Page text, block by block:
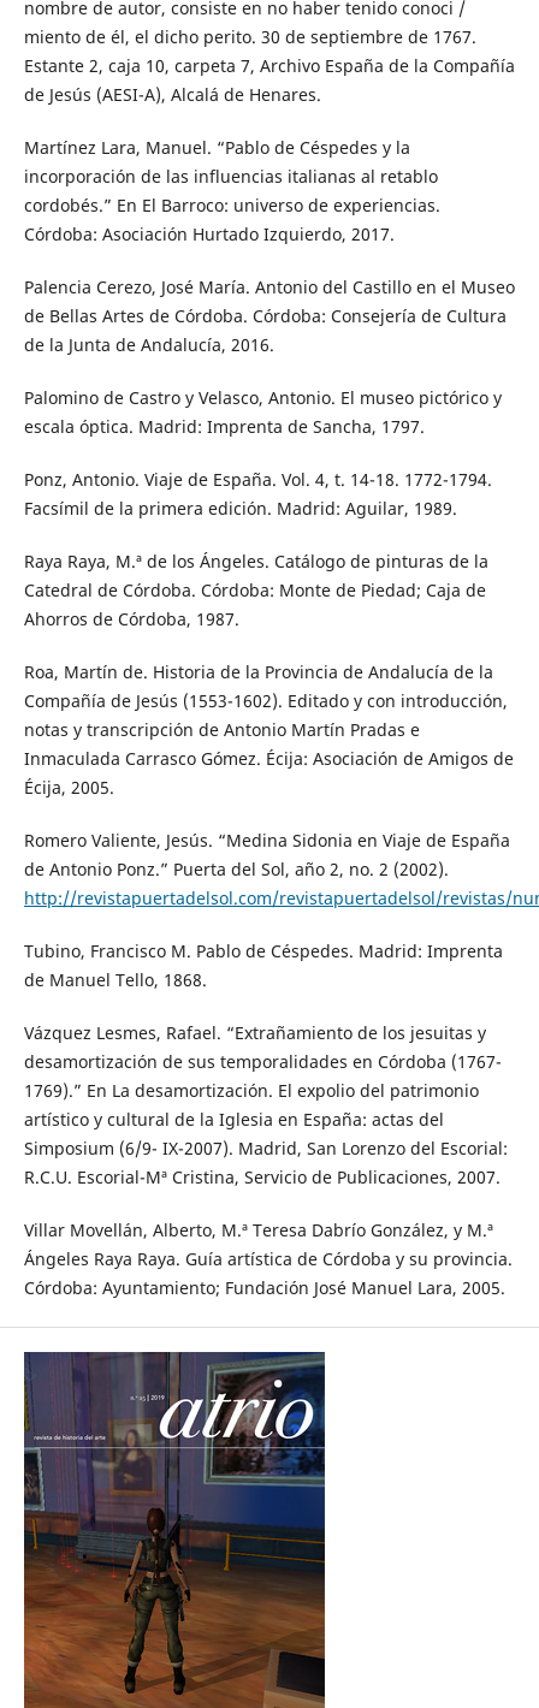
nombre de autor, consiste en no haber tenido conoci /
miento de él, el dicho perito. 30 de septiembre de 1767.
Estante 2, caja 10, carpeta 7, Archivo España de la Compañía
de Jesús (AESI-A), Alcalá de Henares.
Martínez Lara, Manuel. “Pablo de Céspedes y la
incorporación de las influencias italianas al retablo
cordobés.” En El Barroco: universo de experiencias.
Córdoba: Asociación Hurtado Izquierdo, 2017.
Palencia Cerezo, José María. Antonio del Castillo en el Museo
de Bellas Artes de Córdoba. Córdoba: Consejería de Cultura
de la Junta de Andalucía, 2016.
Palomino de Castro y Velasco, Antonio. El museo pictórico y
escala óptica. Madrid: Imprenta de Sancha, 1797.
Ponz, Antonio. Viaje de España. Vol. 4, t. 14-18. 1772-1794.
Facsímil de la primera edición. Madrid: Aguilar, 1989.
Raya Raya, M.ª de los Ángeles. Catálogo de pinturas de la
Catedral de Córdoba. Córdoba: Monte de Piedad; Caja de
Ahorros de Córdoba, 1987.
Roa, Martín de. Historia de la Provincia de Andalucía de la
Compañía de Jesús (1553-1602). Editado y con introducción,
notas y transcripción de Antonio Martín Pradas e
Inmaculada Carrasco Gómez. Écija: Asociación de Amigos de
Écija, 2005.
Romero Valiente, Jesús. “Medina Sidonia en Viaje de España
de Antonio Ponz.” Puerta del Sol, año 2, no. 2 (2002).
http://revistapuertadelsol.com/revistapuertadelsol/revistas/
Tubino, Francisco M. Pablo de Céspedes. Madrid: Imprenta
de Manuel Tello, 1868.
Vázquez Lesmes, Rafael. “Extrañamiento de los jesuitas y
desamortización de sus temporalidades en Córdoba (1767-
1769).” En La desamortización. El expolio del patrimonio
artístico y cultural de la Iglesia en España: actas del
Simposium (6/9- IX-2007). Madrid, San Lorenzo del Escorial:
R.C.U. Escorial-Mª Cristina, Servicio de Publicaciones, 2007.
Villar Movellán, Alberto, M.ª Teresa Dabrío González, y M.ª
Ángeles Raya Raya. Guía artística de Córdoba y su provincia.
Córdoba: Ayuntamiento; Fundación José Manuel Lara, 2005.